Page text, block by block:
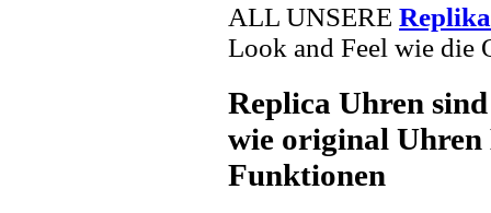
ALL UNSERE
Look and Feel wie die
Replica Uhren
wie original Uhren
Funktionen